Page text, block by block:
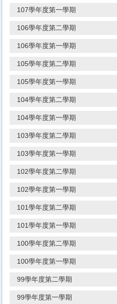
107學年度第一學期
106學年度第二學期
106學年度第一學期
105學年度第二學期
105學年度第一學期
104學年度第二學期
104學年度第一學期
103學年度第二學期
103學年度第一學期
102學年度第二學期
102學年度第一學期
101學年度第二學期
101學年度第一學期
100學年度第二學期
100學年度第一學期
99學年度第二學期
99學年度第一學期